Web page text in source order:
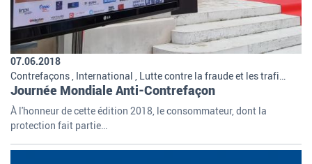
07.06.2018
Journée Mondiale Anti-Contrefaçon
À l'honneur de cette édition 2018, le consommateur, dont la
protection fait partie…